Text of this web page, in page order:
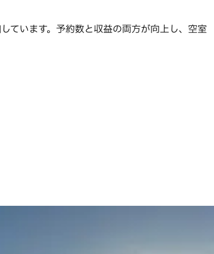
ています。予約数と収益の両方が向上し、空室